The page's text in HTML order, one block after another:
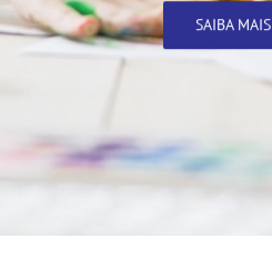
SAIBA MAIS